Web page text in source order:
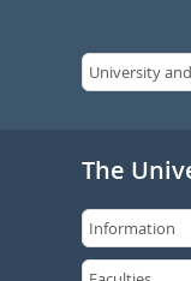
The